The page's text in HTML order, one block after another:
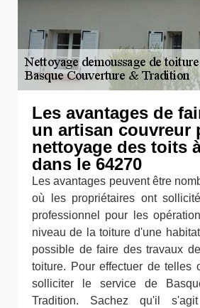
Les avantages de
un artisan couvreur
nettoyage des toits
dans le 64270
Les avantages peuvent être
où les propriétaires ont
professionnel pour les
niveau de la toiture d'une
possible de faire des travaux
toiture. Pour effectuer de telles
solliciter le service de
Tradition. Sachez qu'il